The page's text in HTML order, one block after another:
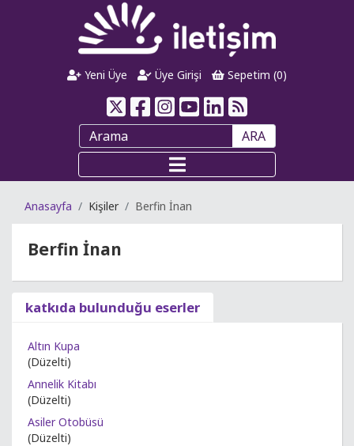
Yeni Üye Üye Girişi Sepetim (0)
ARA
Anasayfa Kişiler Berfin İnan
Berfin İnan
katkıda bulunduğu eserler
Altın Kupa
(Düzelti)
Annelik Kitabı
(Düzelti)
Asiler Otobüsü
(Düzelti)